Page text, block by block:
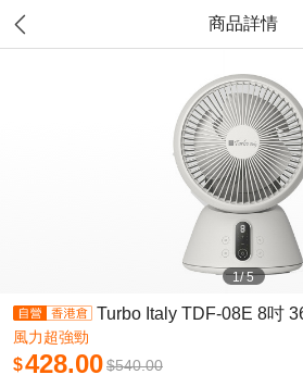
商品詳情
1/5
Turbo Italy TDF-08E 8吋
風力超強勁
$428.00$540.00